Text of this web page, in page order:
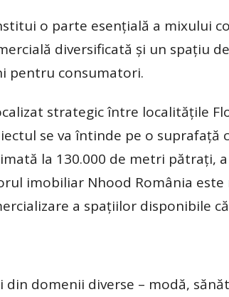
o parte esențială a mixului
diversificată și un spațiu
pentru consumatori.
strategic între localitățile
se va întinde pe o suprafață
la 130.000 de metri pătrați,
imobiliar Nhood România este
a spațiilor disponibile
din domenii diverse – modă,